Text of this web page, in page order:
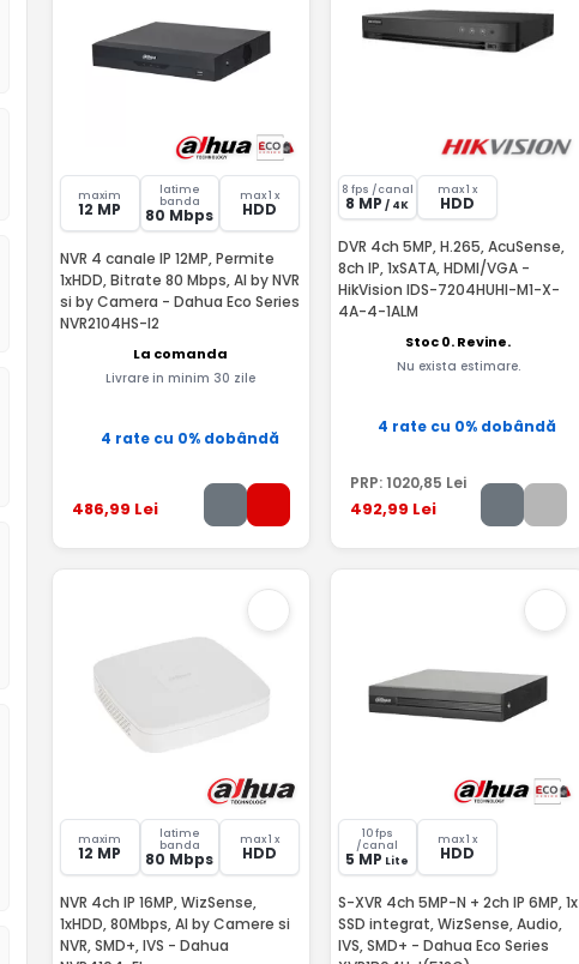
maxim
12 MP
latime
banda
80 Mbps
max 1 x
HDD
NVR 4 canale IP 12MP, Permite
1xHDD, Bitrate 80 Mbps, AI by NVR
si by Camera - Dahua Eco Series
NVR2104HS-I2
La comanda
Livrare in minim 30 zile
4 rate cu 0% dobândă
486,99 Lei
8 fps /canal
8 MP / 4K
max 1 x
HDD
DVR 4ch 5MP, H.265, AcuSense,
8ch IP, 1xSATA, HDMI/VGA -
HikVision IDS-7204HUHI-M1-X-
4A-4-1ALM
Stoc 0. Revine.
Nu exista estimare.
4 rate cu 0% dobândă
PRP: 1020,85 Lei
492,99 Lei
maxim
12 MP
latime
banda
80 Mbps
max 1 x
HDD
NVR 4ch IP 16MP, WizSense,
1xHDD, 80Mbps, AI by Camere si
NVR, SMD+, IVS - Dahua
10 fps
/canal
5 MP Lite
max 1 x
HDD
S-XVR 4ch 5MP-N + 2ch IP 6MP, 1x
SSD integrat, WizSense, Audio,
IVS, SMD+ - Dahua Eco Series